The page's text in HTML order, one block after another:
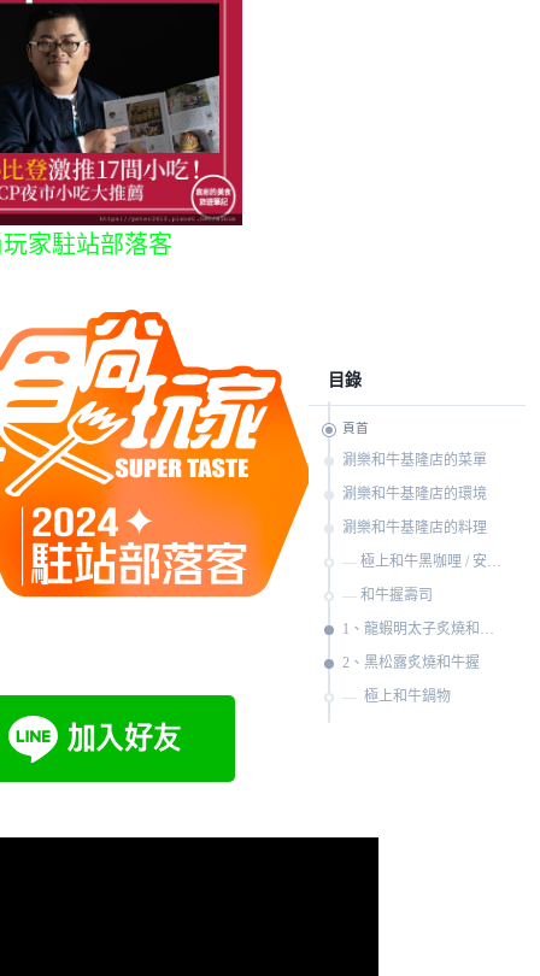
家駐站部落客
目錄
頁首
涮樂和牛基隆店的菜單
涮樂和牛基隆店的環境
涮樂和牛基隆店的料理
極上和牛黑咖哩 / 安格斯黑牛牛丼
和牛握壽司
2、黑松露炙燒和牛握
極上和牛鍋物